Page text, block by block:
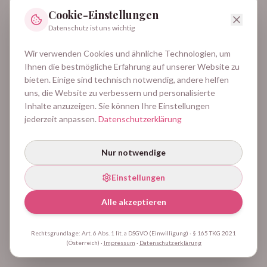
Zur Startseite
Cookie-Einstellungen
Datenschutz ist uns wichtig
Wir verwenden Cookies und ähnliche Technologien, um
Ihnen die bestmögliche Erfahrung auf unserer Website zu
bieten. Einige sind technisch notwendig, andere helfen
uns, die Website zu verbessern und personalisierte
Inhalte anzuzeigen. Sie können Ihre Einstellungen
jederzeit anpassen. Datenschutzerklärung
Nur notwendige
Einstellungen
Alle akzeptieren
Rechtsgrundlage: Art. 6 Abs. 1 lit. a DSGVO (Einwilligung) · § 165 TKG 2021
(Österreich) · Impressum · Datenschutzerklärung